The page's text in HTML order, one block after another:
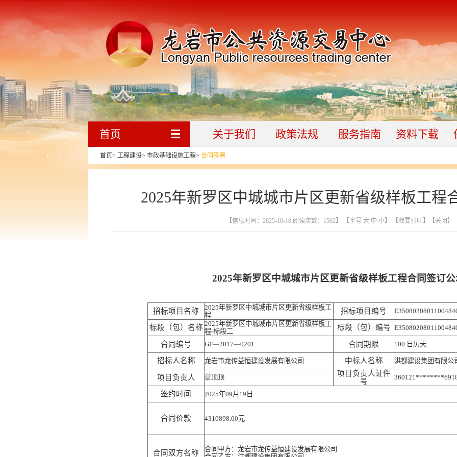
首页 关于我们 政策法规 服务指南 资料下载
首页> 工程建设> 市政基础设施工程> 合同签署
2025年新罗区中城城市片区更新省级样板工程
【信息时间：2025-10-10 阅读次数： 1502】 【字号 大 中 小】 【我要打印】 【关闭】
2025年新罗区中城城市片区更新省级样板工程合同签订
招标项目名称
2025年新罗区中城城市片区更新省级样板工
程
招标项目编号
标段（包）名称 2025年新罗区中城城市片区更新省级样板工
程-标段二
标段（包）编号
合同编号 GF—2017—0201 合同期限 100 日历天
招标人名称 龙岩市龙传益恒建设发展有限公司 中标人名称 洪都建设集团有限公
项目负责人 章顶顶
项目负责人证件
号
签约时间 2025年09月19日
合同价款 4310898.00元
合同双方名称
合同甲方：龙岩市龙传益恒建设发展有限公司